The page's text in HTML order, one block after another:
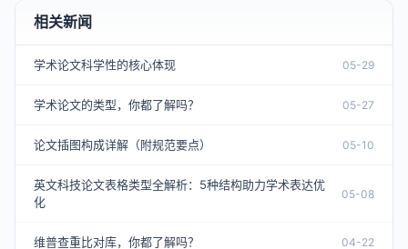
相关新闻
学术论文科学性的核心体现 05-29
学术论文的类型，你都了解吗？ 05-27
论文插图构成详解（附规范要点） 05-10
英文科技论文表格类型全解析：5种结构助力学术表达优
化
05-08
维普查重比对库，你都了解吗？ 04-22